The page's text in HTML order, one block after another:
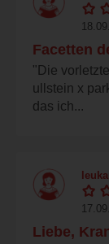
Facetten
"Die
ullstein x
das ich...
Liebe,